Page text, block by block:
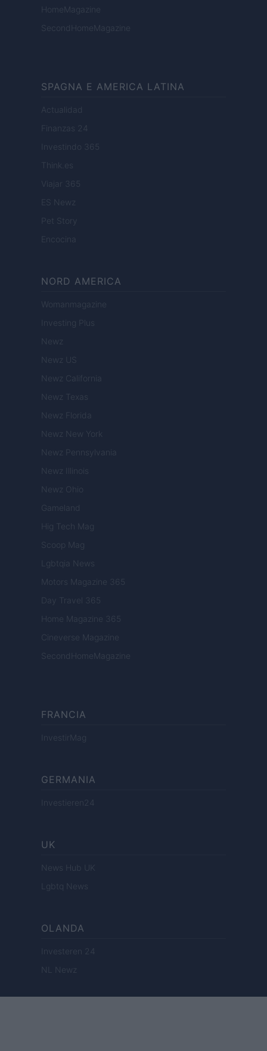
HomeMagazine
SecondHomeMagazine
SPAGNA E AMERICA LATINA
Actualidad
Finanzas 24
Investindo 365
Think.es
Viajar 365
ES Newz
Pet Story
Encocina
NORD AMERICA
Womanmagazine
Investing Plus
Newz
Newz US
Newz California
Newz Texas
Newz Florida
Newz New York
Newz Pennsylvania
Newz Illinois
Newz Ohio
Gameland
Hig Tech Mag
Scoop Mag
Lgbtqia News
Motors Magazine 365
Day Travel 365
Home Magazine 365
Cineverse Magazine
SecondHomeMagazine
FRANCIA
InvestirMag
GERMANIA
Investieren24
UK
News Hub UK
Lgbtq News
OLANDA
Investeren 24
NL Newz